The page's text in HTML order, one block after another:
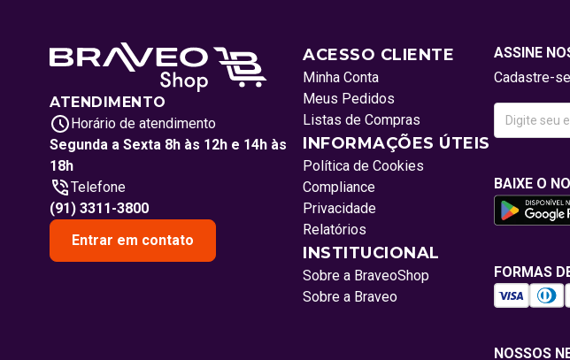
ATENDIMENTO
Horário de atendimento
Segunda a Sexta 8h às 12h e 14h às
18h
Telefone
(91) 3311-3800
Entrar em contato
ACESSO CLIENTE
Minha Conta
Meus Pedidos
Listas de Compras
INFORMAÇÕES ÚTEIS
Política de Cookies
Compliance
Privacidade
Relatórios
INSTITUCIONAL
Sobre a BraveoShop
Sobre a Braveo
ASSINE
Cadastre-
BAIXE O
FORMAS
NOSSOS